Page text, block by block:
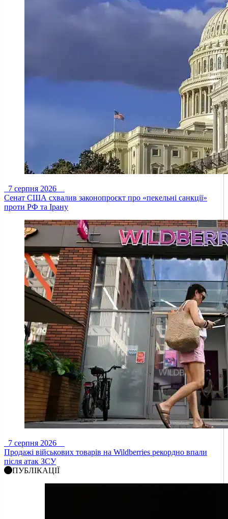
7 серпня 2026
Сенат США схвалив законопроєкт про «пекельні санкції»
проти РФ та Ірану
7 серпня 2026
Продажі військових товарів на Wildberries рекордно впали
після атак ЗСУ
ПУБЛІКАЦІЇ